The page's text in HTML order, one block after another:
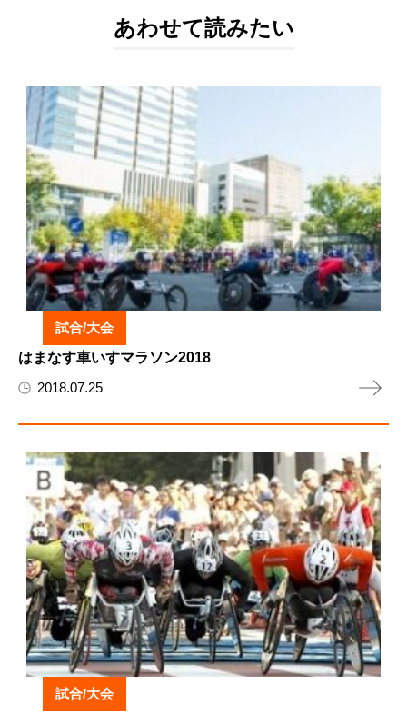
あわせて読みたい
試合/大会
はまなす車いすマラソン2018
2018.07.25
試合/大会